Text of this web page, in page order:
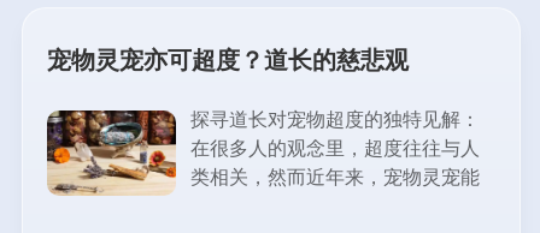
宠物灵宠亦可超度？道长的慈悲观
探寻道长对宠物超度的独特见解：
在很多人的观念里，超度往往与人
类相关，然而近年来，宠物灵宠能